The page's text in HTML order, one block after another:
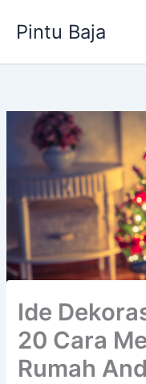
Pintu Baja
Ide
20 Cara
Rumah